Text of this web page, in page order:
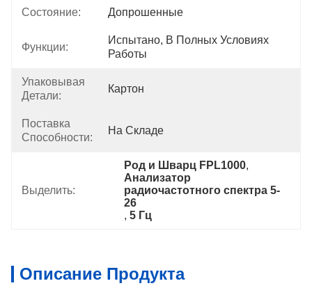
Состояние: Допрошенные
Функции:
Испытано, В Полных Условиях
Работы
Упаковывая
Детали:
Картон
Поставка
Способности:
На Складе
Выделить:
Род и Шварц FPL1000,
Анализатор
радиочастотного спектра 5-
26
, 5 Гц
Описание Продукта